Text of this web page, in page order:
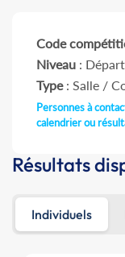
Code
Niveau :
Type: Salle /
Personnes à
calendrier ou
Résultats
Individuels